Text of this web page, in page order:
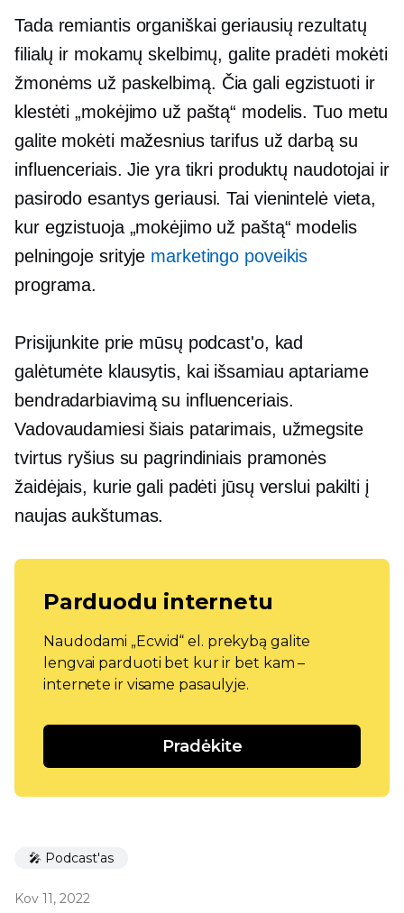
Tada remiantis organiškaigeriausių rezultatų
filialų ir mokamų skelbimų, galite pradėti mokėti
žmonėms už paskelbimą. Čia gali egzistuoti ir
klestėti „mokėjimo už paštą“ modelis. Tuo metu
galite mokėti mažesnius tarifus už darbą su
influenceriais. Jie yra tikri produktų naudotojai ir
pasirodo esantys geriausi. Tai vienintelė vieta,
kur egzistuoja „mokėjimo už paštą“ modelis
pelningoje srityje marketingo poveikis
programa.
Prisijunkite prie mūsų podcast'o, kad
galėtumėte klausytis, kai išsamiau aptariame
bendradarbiavimą su influenceriais.
Vadovaudamiesi šiais patarimais, užmegsite
tvirtus ryšius su pagrindiniais pramonės
žaidėjais, kurie gali padėti jūsų verslui pakilti į
naujas aukštumas.
Parduodu internetu
Naudodami „Ecwid“ el. prekybą galite
lengvai parduoti bet kur ir bet kam –
internete ir visame pasaulyje.
Pradėkite
🎤 Podcast'as
Kov 11, 2022